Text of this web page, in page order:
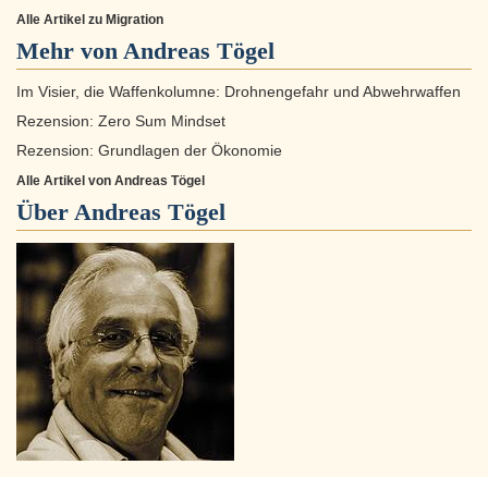
Alle Artikel zu Migration
Mehr von Andreas Tögel
Im Visier, die Waffenkolumne: Drohnengefahr und Abwehrwaffen
Rezension: Zero Sum Mindset
Rezension: Grundlagen der Ökonomie
Alle Artikel von Andreas Tögel
Über Andreas Tögel